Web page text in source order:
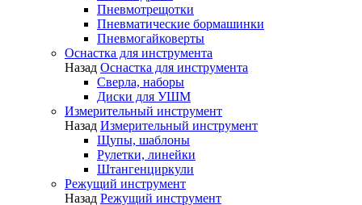
Пневмотрещотки
Пневматические бормашинки
Пневмогайковерты
Оснастка для инструмента
Назад Оснастка для инструмента
Сверла, наборы
Диски для УШМ
Измерительный инструмент
Назад Измерительный инструмент
Щупы, шаблоны
Рулетки, линейки
Штангенциркули
Режущий инструмент
Назад Режущий инструмент